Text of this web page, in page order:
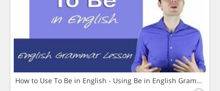
How to Use To Be in English - Using Be in English Grammar